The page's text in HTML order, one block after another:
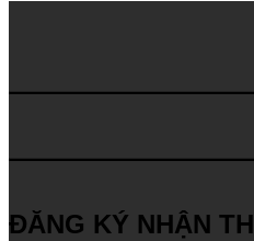
ĐĂNG KÝ NHẬN